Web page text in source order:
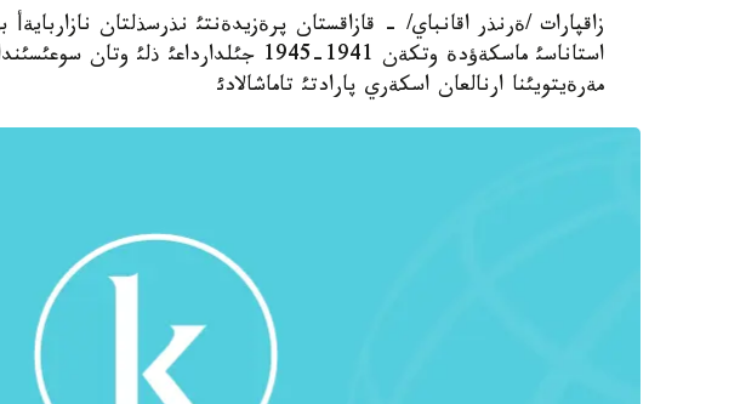
مةرةيتويئنا ارنالعان اسكةري پارادتئ تاماشالادئ